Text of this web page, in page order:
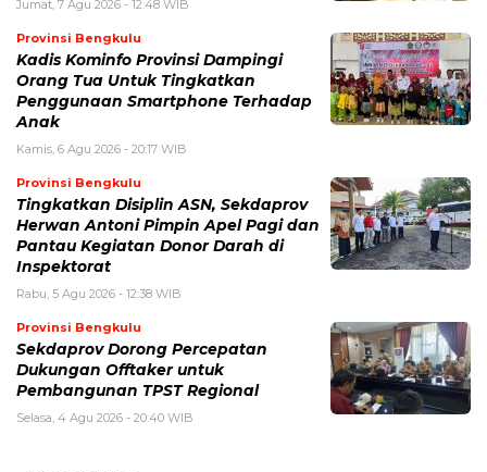
Jumat, 7 Agu 2026 - 12:48 WIB
Provinsi Bengkulu
Kadis Kominfo Provinsi Dampingi
Orang Tua Untuk Tingkatkan
Penggunaan Smartphone Terhadap
Anak
Kamis, 6 Agu 2026 - 20:17 WIB
Provinsi Bengkulu
Tingkatkan Disiplin ASN, Sekdaprov
Herwan Antoni Pimpin Apel Pagi dan
Pantau Kegiatan Donor Darah di
Inspektorat
Rabu, 5 Agu 2026 - 12:38 WIB
Provinsi Bengkulu
Sekdaprov Dorong Percepatan
Dukungan Offtaker untuk
Pembangunan TPST Regional
Selasa, 4 Agu 2026 - 20:40 WIB